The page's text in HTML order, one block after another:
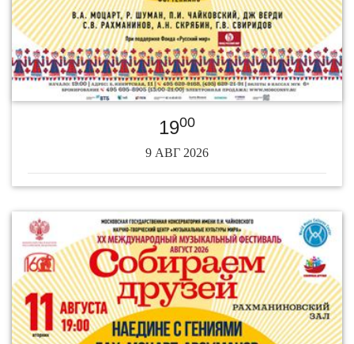
1900
9 АВГ 2026